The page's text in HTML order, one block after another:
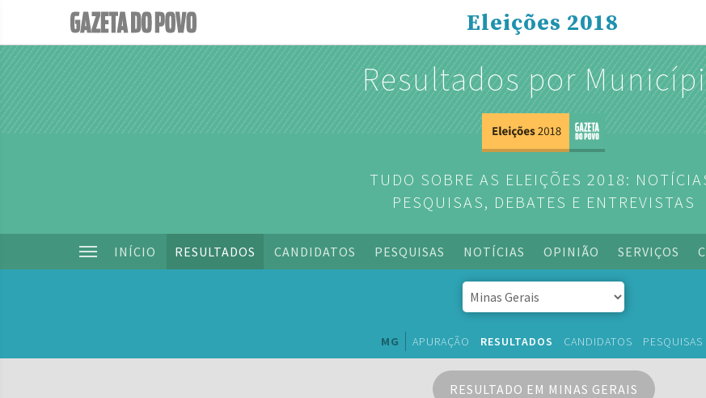
Eleições 2018
Resultados por
TUDO SOBRE AS ELEIÇÕES 2018:
PESQUISAS, DEBATES E ENTREVISTAS
INÍCIO RESULTADOS CANDIDATOS PESQUISAS NOTÍCIAS OPINIÃO SERVIÇOS
MG APURAÇÃO RESULTADOS CANDIDATOS PESQUISAS
RESULTADO EM MINAS GERAIS